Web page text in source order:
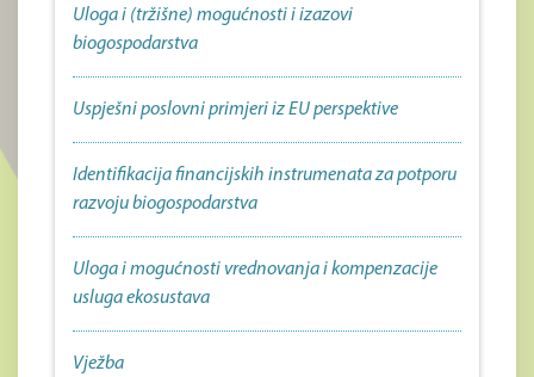
Uloga i (tržišne) mogućnosti i izazovi
biogospodarstva
Uspješni poslovni primjeri iz EU perspektive
Identifikacija financijskih instrumenata za potporu
razvoju biogospodarstva
Uloga i mogućnosti vrednovanja i kompenzacije
usluga ekosustava
Vježba